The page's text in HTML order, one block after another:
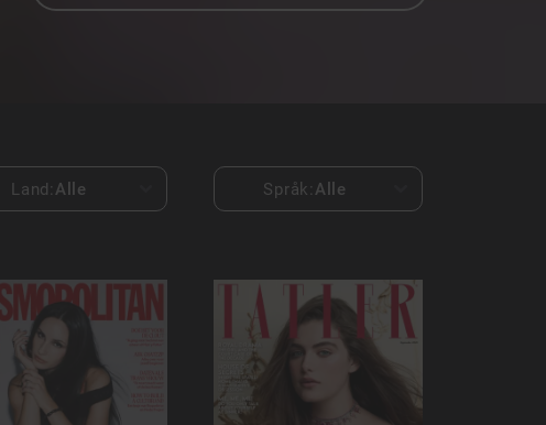
Land: Alle Språk: Alle